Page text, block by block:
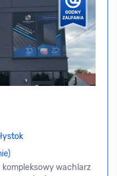
kompleksowy wachlarz